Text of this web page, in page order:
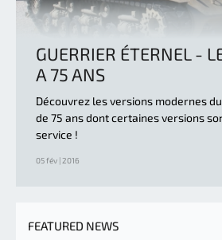
GUERRIER ÉTERNEL -
A 75 ANS
Découvrez les versions modernes
de 75 ans dont certaines versions
service !
05 fév | 2016
FEATURED NEWS